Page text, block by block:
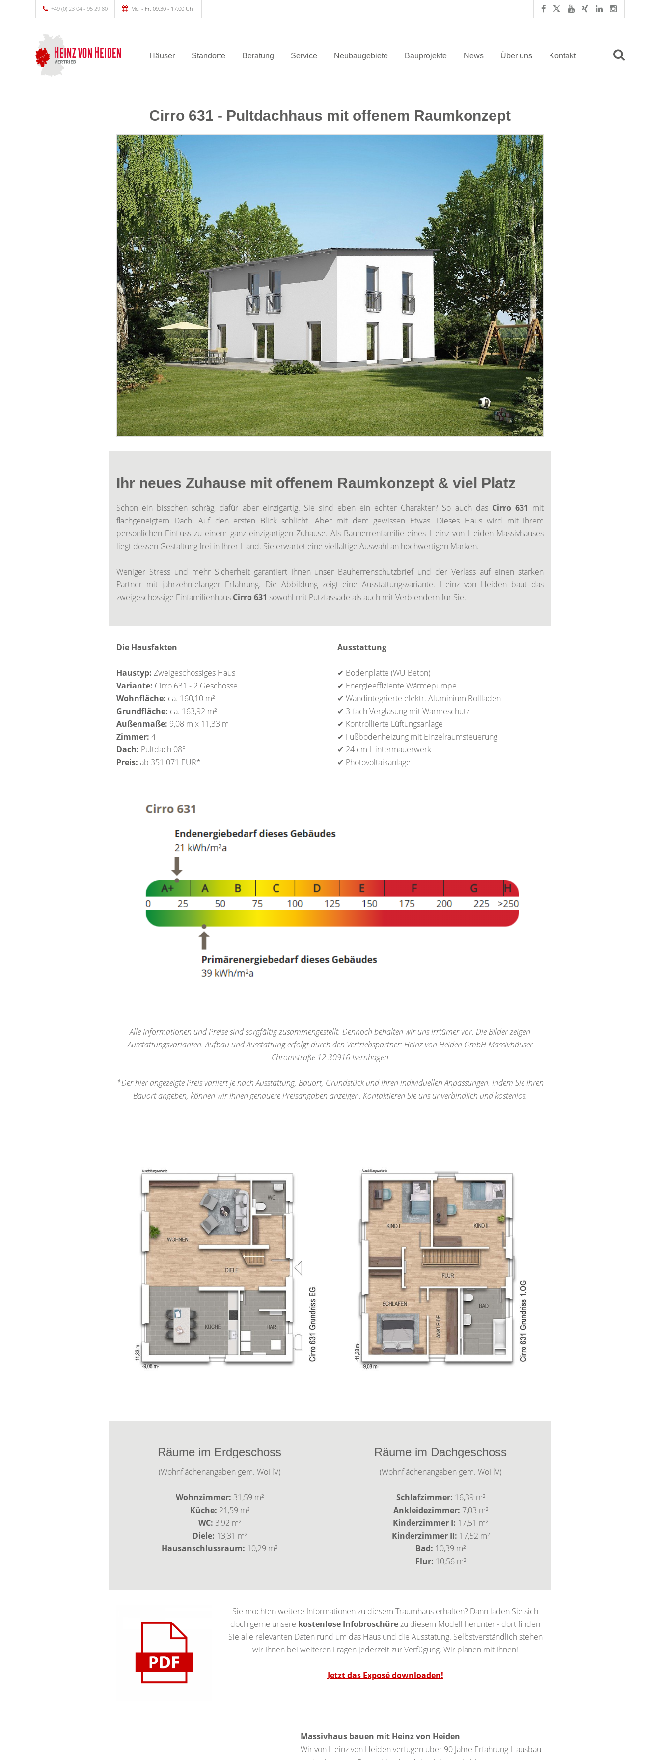
+49 (0) 23 04 - 95 29 80 Mo. - Fr. 09.30 - 17.00 Uhr
Häuser Standorte Beratung Service Neubaugebiete Bauprojekte News Über uns Kontakt
Cirro 631 - Pultdachhaus mit offenem Raumkonzept
Ihr neues Zuhause mit offenem Raumkonzept & viel Platz
Schon ein bisschen schräg, dafür aber einzigartig. Sie sind eben ein echter Charakter? So auch das Cirro 631 mit
flachgeneigtem Dach. Auf den ersten Blick schlicht. Aber mit dem gewissen Etwas. Dieses Haus wird mit Ihrem
persönlichen Einfluss zu einem ganz einzigartigen Zuhause. Als Bauherrenfamilie eines Heinz von Heiden Massivhauses
liegt dessen Gestaltung frei in Ihrer Hand. Sie erwartet eine vielfältige Auswahl an hochwertigen Marken.
Weniger Stress und mehr Sicherheit garantiert Ihnen unser Bauherrenschutzbrief und der Verlass auf einen starken
Partner mit jahrzehntelanger Erfahrung. Die Abbildung zeigt eine Ausstattungsvariante. Heinz von Heiden baut das
zweigeschossige Einfamilienhaus Cirro 631 sowohl mit Putzfassade als auch mit Verblendern für Sie.
Die Hausfakten
Haustyp: Zweigeschossiges Haus
Variante: Cirro 631 - 2 Geschosse
Wohnfläche: ca. 160,10 m²
Grundfläche: ca. 163,92 m²
Außenmaße: 9,08 m x 11,33 m
Zimmer: 4
Dach: Pultdach 08°
Preis: ab 351.071 EUR*
Ausstattung
✔ Bodenplatte (WU Beton)
✔ Energieeffiziente Wärmepumpe
✔ Wandintegrierte elektr. Aluminium Rollläden
✔ 3-fach Verglasung mit Wärmeschutz
✔ Kontrollierte Lüftungsanlage
✔ Fußbodenheizung mit Einzelraumsteuerung
✔ 24 cm Hintermauerwerk
✔ Photovoltaikanlage
Alle Informationen und Preise sind sorgfältig zusammengestellt. Dennoch behalten wir uns Irrtümer vor. Die Bilder zeigen
Ausstattungsvarianten. Aufbau und Ausstattung erfolgt durch den Vertriebspartner: Heinz von Heiden GmbH Massivhäuser
Chromstraße 12 30916 Isernhagen
*Der hier angezeigte Preis variiert je nach Ausstattung, Bauort, Grundstück und Ihren individuellen Anpassungen. Indem Sie Ihren
Bauort angeben, können wir Ihnen genauere Preisangaben anzeigen. Kontaktieren Sie uns unverbindlich und kostenlos.
Räume im Erdgeschoss
(Wohnflächenangaben gem. WoFlV)
Wohnzimmer: 31,59 m²
Küche: 21,59 m²
WC: 3,92 m²
Diele: 13,31 m²
Hausanschlussraum: 10,29 m²
Räume im Dachgeschoss
(Wohnflächenangaben gem. WoFlV)
Schlafzimmer: 16,39 m²
Ankleidezimmer: 7,03 m²
Kinderzimmer I: 17,51 m²
Kinderzimmer II: 17,52 m²
Bad: 10,39 m²
Flur: 10,56 m²
Sie möchten weitere Informationen zu diesem Traumhaus erhalten? Dann laden Sie sich
doch gerne unsere kostenlose Infobroschürezu diesem Modell herunter - dort finden
Sie alle relevanten Daten rund um das Haus und die Ausstatung. Selbstverständlich stehen
wir Ihnen bei weiteren Fragen jederzeit zur Verfügung. Wir planen mit Ihnen!
Jetzt das Exposé downloaden!
Massivhaus bauen mit Heinz von Heiden
Wir von Heinz von Heiden verfügen über 90 Jahre Erfahrung Hausbau